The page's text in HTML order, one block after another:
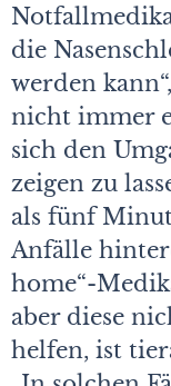
die
werden
nicht immer
sich den
zeigen zu
als fünf
Anfälle
home“-
aber diese
helfen, ist